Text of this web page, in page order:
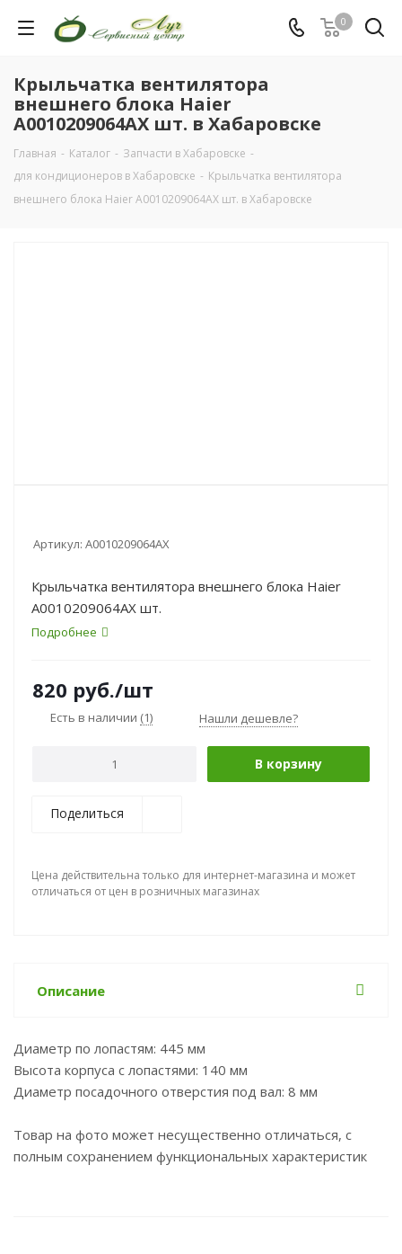
0
Крыльчатка вентилятора
внешнего блока Haier
A0010209064AX шт. в Хабаровске
Главная - Каталог - Запчасти в Хабаровске -
для кондиционеров в Хабаровске - Крыльчатка вентилятора
внешнего блока Haier A0010209064AX шт. в Хабаровске
Артикул: A0010209064AX
Крыльчатка вентилятора внешнего блока Haier
A0010209064AX шт.
Подробнее
820 руб./шт
Есть в наличии (1) Нашли дешевле?
В корзину
Поделиться
Цена действительна только для интернет-магазина и может
отличаться от цен в розничных магазинах
Описание
Диаметр по лопастям: 445 мм
Высота корпуса с лопастями: 140 мм
Диаметр посадочного отверстия под вал: 8 мм
Товар на фото может несущественно отличаться, с
полным сохранением функциональных характеристик